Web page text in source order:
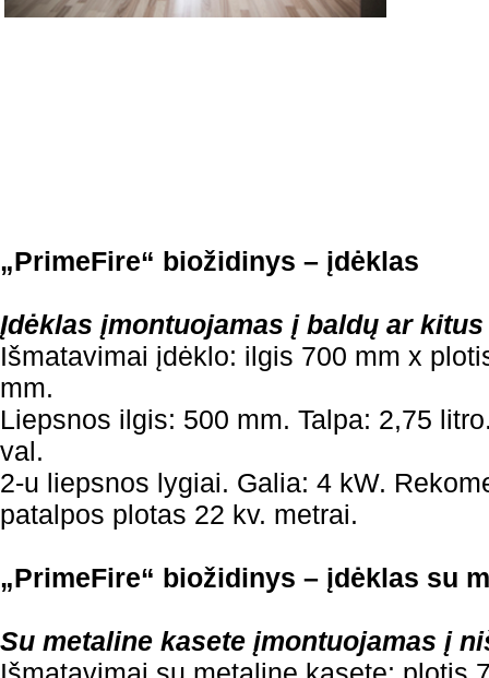
„PrimeFire“ biožidinys – įdėklas
Įdėklas įmontuojamas į baldų ar
Išmatavimai įdėklo: ilgis 700 mm x
mm.
Liepsnos ilgis: 500 mm. Talpa: 2,75
val.
2-u liepsnos lygiai. Galia: 4 kW.
patalpos plotas 22 kv. metrai.
„PrimeFire“ biožidinys – įdėklas su
Su metaline kasete įmontuojamas į